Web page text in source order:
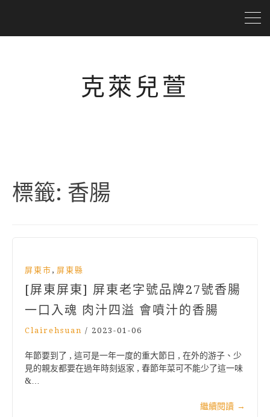
克萊兒萱
標籤: 香腸
屏東市 , 屏東縣
[屏東屏東] 屏東老字號品牌27號香腸
一口入魂 肉汁四溢 會噴汁的香腸
Clairehsuan / 2023-01-06
年節要到了 , 這可是一年一度的重大節日 , 在外的游子、少
見的親友都要在過年時刻返家 , 春節年菜可不能少了這一味
&…
繼續閱讀 →